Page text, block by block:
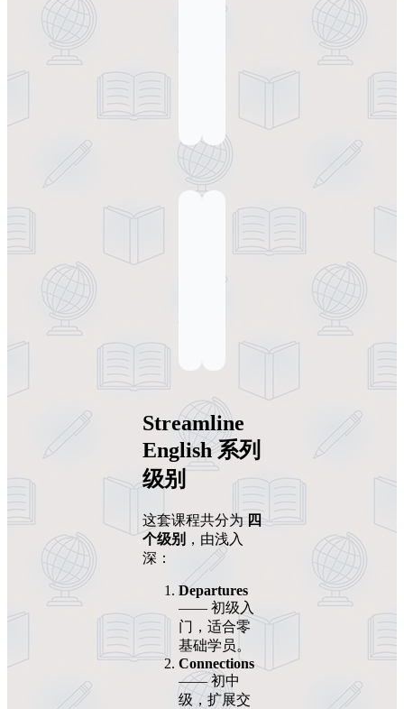
Streamline
English 系列
级别
这套课程共分为四
个级别 ，由浅入
深：
Departures
—— 初级入
门，适合零
基础学员。
Connections
—— 初中
级，扩展交